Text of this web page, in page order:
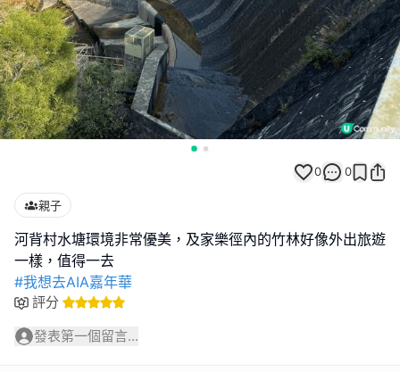
0 0
親子
河背村水塘環境非常優美，及家樂徑內的竹林好像外出旅遊
#我想去AIA嘉年華
評分
發表第一個留言...